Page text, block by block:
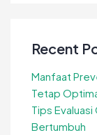
Recent
Manfaat
Tetap
Tips
Bertumbuh